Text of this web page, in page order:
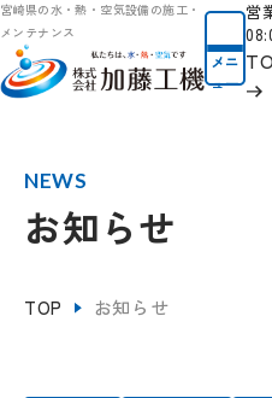
宮崎県の水・熱・空気設備の施工・
メンテナンス
メニ
ュー
営
NEWS
お知らせ
TOP お知らせ